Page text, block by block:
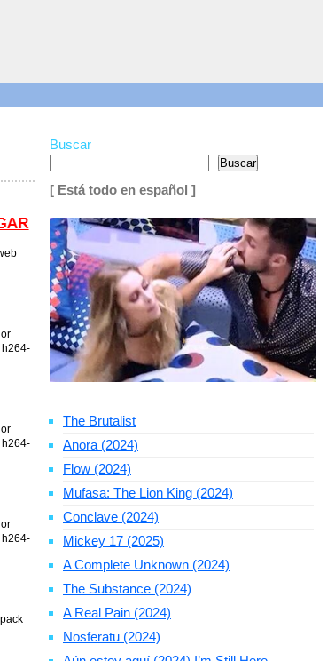
Buscar
Buscar
[ Está todo en español ]
The Brutalist
Anora (2024)
Flow (2024)
Mufasa: The Lion King (2024)
Conclave (2024)
Mickey 17 (2025)
A Complete Unknown (2024)
The Substance (2024)
A Real Pain (2024)
Nosferatu (2024)